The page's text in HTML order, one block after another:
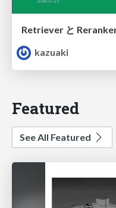
Retriever と
kazuaki
Featured
See All Featured